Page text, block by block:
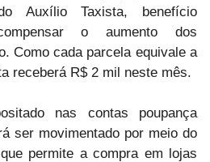
Auxílio Taxista, benefício
o aumento dos
Como cada parcela equivale a
receberá R$ 2 mil neste mês.
nas contas poupança
ser movimentado por meio do
permite a compra em lojas